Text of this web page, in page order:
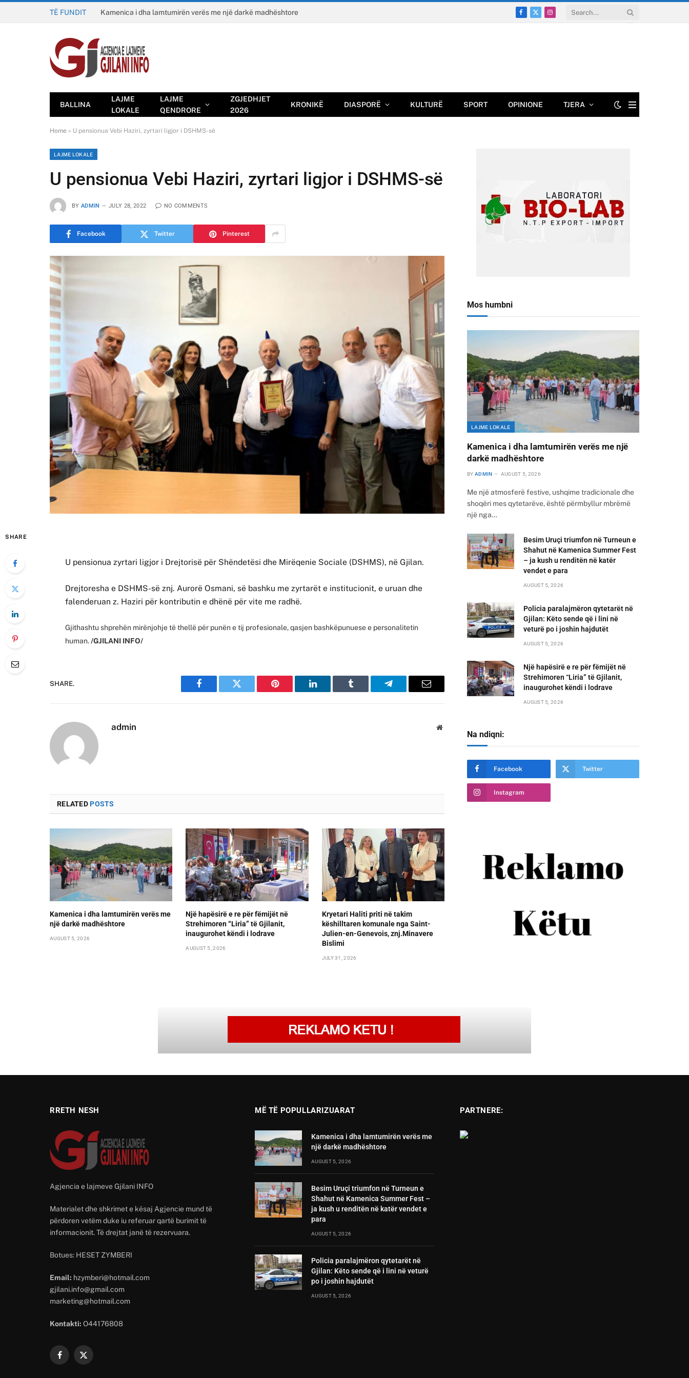
TË FUNDIT Kamenica i dha lamtumirën verës me një darkë madhështore
Facebook
X
Instagram
BALLINA
LAJME
LOKALE
LAJME
QENDRORE
ZGJEDHJET
2026
KRONIKË DIASPORË KULTURË SPORT OPINIONE TJERA
Home » U pensionua Vebi Haziri, zyrtari ligjor i DSHMS-së
LAJME LOKALE
U pensionua Vebi Haziri, zyrtari ligjor i DSHMS-së
BY ADMIN JULY 28, 2022 NO COMMENTS
Facebook Twitter Pinterest
SHARE
U pensionua zyrtari ligjor i Drejtorisë për Shëndetësi dhe Mirëqenie Sociale (DSHMS), në Gjilan.
Drejtoresha e DSHMS-së znj. Aurorë Osmani, së bashku me zyrtarët e institucionit, e uruan dhe
falenderuan z. Haziri për kontributin e dhënë për vite me radhë.
Gjithashtu shprehën mirënjohje të thellë për punën e tij profesionale, qasjen bashkëpunuese e personalitetin
human./GJILANI INFO/
SHARE.
Facebook Twitter Pinterest LinkedIn Tumblr Telegram Email
admin Website
RELATEDPOSTS
Kamenica i dha lamtumirën verës me
një darkë madhështore
AUGUST 5, 2026
Një hapësirë e re për fëmijët në
Strehimoren “Liria” të Gjilanit,
inaugurohet këndi i lodrave
AUGUST 5, 2026
Kryetari Haliti priti në takim
këshilltaren komunale nga Saint-
Julien-en-Genevois, znj.Minavere
Bislimi
JULY 31, 2026
Mos humbni
LAJME LOKALE
Kamenica i dha lamtumirën verës me një
darkë madhështore
BY ADMIN AUGUST 5, 2026
Me një atmosferë festive, ushqime tradicionale dhe
shoqëri mes qytetarëve, është përmbyllur mbrëmë
një nga…
Besim Uruçi triumfon në Turneun e
Shahut në Kamenica Summer Fest
– ja kush u renditën në katër
vendet e para
AUGUST 5, 2026
Policia paralajmëron qytetarët në
Gjilan: Këto sende që i lini në
veturë po i joshin hajdutët
AUGUST 5, 2026
Një hapësirë e re për fëmijët në
Strehimoren “Liria” të Gjilanit,
inaugurohet këndi i lodrave
AUGUST 5, 2026
Na ndiqni:
Facebook Twitter
Instagram
RRETH NESH
Agjencia e lajmeve Gjilani INFO
Materialet dhe shkrimet e kësaj Agjencie mund të
përdoren vetëm duke iu referuar qartë burimit të
informacionit. Të drejtat janë të rezervuara.
Botues: HESET ZYMBERI
Email: hzymberi@hotmail.com
gjilani.info@gmail.com
marketing@hotmail.com
Kontakti: O44176808
Facebook
X
MË TË POPULLARIZUARAT
Kamenica i dha lamtumirën verës me
një darkë madhështore
AUGUST 5, 2026
Besim Uruçi triumfon në Turneun e
Shahut në Kamenica Summer Fest –
ja kush u renditën në katër vendet e
para
AUGUST 5, 2026
Policia paralajmëron qytetarët në
Gjilan: Këto sende që i lini në veturë
po i joshin hajdutët
AUGUST 5, 2026
PARTNERE: